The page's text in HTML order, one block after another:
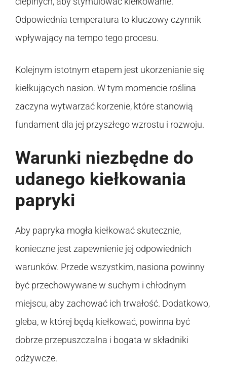
Odpowiednia temperatura to kluczowy czynnik
wpływający na tempo tego procesu.
Kolejnym istotnym etapem jest ukorzenianie się
kiełkujących nasion. W tym momencie roślina
zaczyna wytwarzać korzenie, które stanowią
fundament dla jej przyszłego wzrostu i rozwoju.
Warunki niezbędne do
udanego kiełkowania
papryki
Aby papryka mogła kiełkować skutecznie,
konieczne jest zapewnienie jej odpowiednich
warunków. Przede wszystkim, nasiona powinny
być przechowywane w suchym i chłodnym
miejscu, aby zachować ich trwałość. Dodatkowo,
gleba, w której będą kiełkować, powinna być
dobrze przepuszczalna i bogata w składniki
odżywcze.